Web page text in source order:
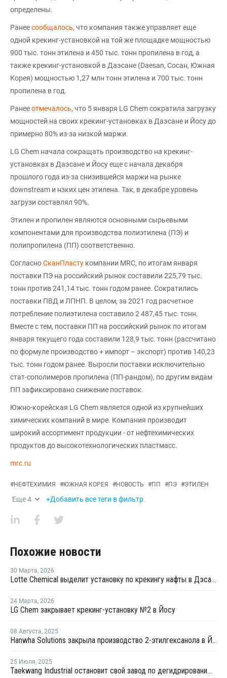
определены.
Ранеесообщалось, что компания также управляет еще
одной крекинг-установкой на той же площадке мощностью
900 тыс. тонн этилена и 450 тыс. тонн пропилена в год, а
также крекинг-установкой в Даэсане (Daesan, Сосан, Южная
Корея) мощностью 1,27 млн тонн этилена и 700 тыс. тонн
пропилена в год.
Ранееотмечалось, что 5 января LG Chem сократила загрузку
мощностей на своих крекинг-установках в Даэсане и Йосу до
примерно 80% из-за низкой маржи.
LG Chem начала сокращать производство на крекинг-
установках в Даэсане и Йосу еще с начала декабря
прошлого года из-за снизившейся маржи на рынке
downstream и нзких цен этилена. Так, в декабре уровень
загрузи составлял 90%.
Этилен и пропилен являются основными сырьевыми
компонентами для производства полиэтилена (ПЭ) и
полипропилена (ПП) соответственно.
СогласноСканПласту компании MRC, по итогам января
поставки ПЭ на российский рынок составили 225,79 тыс.
тонн против 241,14 тыс. тонн годом ранее. Сократились
поставки ПВД и ЛПНП. В целом, за 2021 год расчетное
потребление полиэтилена составило 2 487,45 тыс. тонн.
Вместе с тем, поставки ПП на российский рынок по итогам
января текущего года составили 128,9 тыс. тонн (рассчитано
по формуле производство + импорт – экспорт) против 140,23
тыс. тонн годом ранее. Выросли поставки исключительно
стат-сополимеров пропилена (ПП-рандом), по другим видам
ПП зафиксировано снижение поставок.
Южно-корейская LG Chem является одной из крупнейших
химических компаний в мире. Компания производит
широкий ассортимент продукции - от нефтехимических
продуктов до высокотехнологических пластмасс.
mrc.ru
#НЕФТЕХИМИЯ #ЮЖНАЯ КОРЕЯ #НОВОСТЬ #ПП #ПЭ #ЭТИЛЕН
Еще4 +Добавить все теги в фильтр
Похожие новости
30 Марта, 2026
Lotte Chemical выделит установку по крекингу нафты в Дэсане и объединится с HD Hyundai Chemical
24 Марта, 2026
LG Chem закрывает крекинг-установку №2 в Йосу
08 Августа, 2025
Hanwha Solutions закрыла производство 2-этилгексанола в Йосу
25 Июля, 2025
Taekwang Industrial остановит свой завод по дегидрированию пропана в Южной Корее